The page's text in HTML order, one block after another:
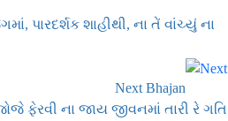
પારદર્શક શાહીથી, ના તેં વાંચ્યું ના
Next Bhajan
ફેરવી ના જાય જીવનમાં તારી રે ગતિ